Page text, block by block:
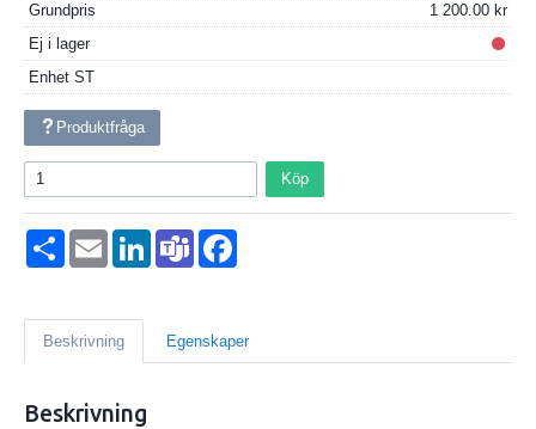
Grundpris
1 200.00
Ej i lager
Enhet ST
Produktfråga
Köp
Dela Email LinkedInTeams
Beskrivning Egenskaper
Beskrivning